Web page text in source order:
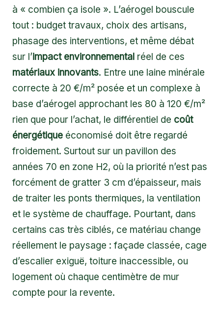
à « combien ça isole ». L’aérogel bouscule
tout : budget travaux, choix des artisans,
phasage des interventions, et même débat
sur l’impact environnemental réel de ces
matériaux innovants. Entre une laine minérale
correcte à 20 €/m² posée et un complexe à
base d’aérogel approchant les 80 à 120 €/m²
rien que pour l’achat, le différentiel de coût
énergétique économisé doit être regardé
froidement. Surtout sur un pavillon des
années 70 en zone H2, où la priorité n’est pas
forcément de gratter 3 cm d’épaisseur, mais
de traiter les ponts thermiques, la ventilation
et le système de chauffage. Pourtant, dans
certains cas très ciblés, ce matériau change
réellement le paysage : façade classée, cage
d’escalier exiguë, toiture inaccessible, ou
logement où chaque centimètre de mur
compte pour la revente.